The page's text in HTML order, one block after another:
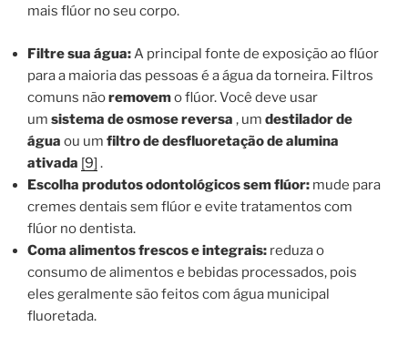
mais flúor no seu corpo.
Filtre sua água:A principal fonte de exposição ao flúor
para a maioria das pessoas é a água da torneira. Filtros
comuns nãoremovemo flúor. Você deve usar
um sistema de osmose reversa , um destilador de
água ou um filtro de desfluoretação de alumina
ativada [9] .
Escolha produtos odontológicos sem flúor: mude para
cremes dentais sem flúor e evite tratamentos com
flúor no dentista.
Coma alimentos frescos e integrais: reduza o
consumo de alimentos e bebidas processados, pois
eles geralmente são feitos com água municipal
fluoretada.